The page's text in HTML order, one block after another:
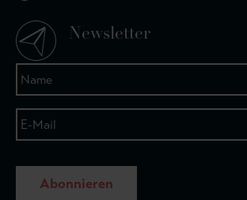
Newsletter
Abonnieren